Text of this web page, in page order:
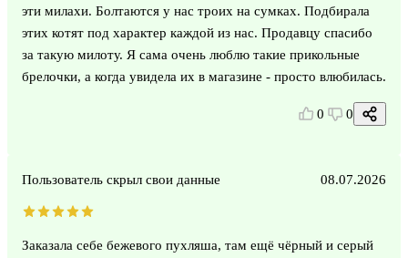
эти милахи. Болтаются у нас троих на сумках. Подбирала
этих котят под характер каждой из нас. Продавцу спасибо
за такую милоту. Я сама очень люблю такие прикольные
брелочки, а когда увидела их в магазине - просто влюбилась.
0 0
Пользователь скрыл свои данные 08.07.2026
Заказала себе бежевого пухляша, там ещё чёрный и серый